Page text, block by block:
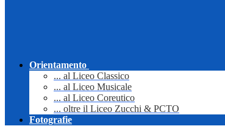
Orientamento
... al Liceo Classico
... al Liceo Musicale
... al Liceo Coreutico
... oltre il Liceo Zucchi & PCTO
Fotografie